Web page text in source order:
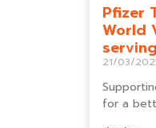
Pfizer
World
21/03/
for a